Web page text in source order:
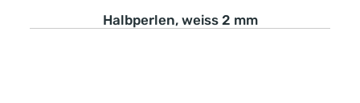
Durchschnittliche Bewertung von 0 von 5 Sternen
Halbperlen, weiss 2 mm